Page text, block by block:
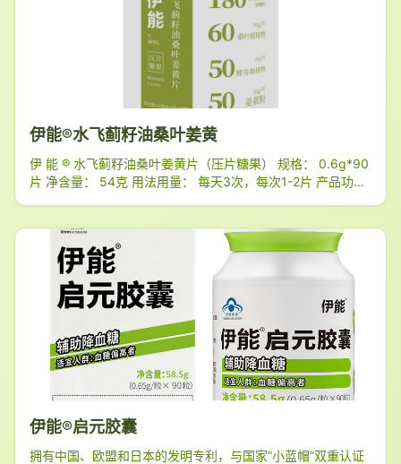
伊能®水飞蓟籽油桑叶姜黄
伊 能 ® 水飞蓟籽油桑叶姜黄片（压片糖果） 规格： 0.6g*90
片 净含量： 54克 用法用量： 每天3次，每次1-2片 产品功
岁以下儿童及对本品过敏者 配料表： 山梨糖醇、水飞蓟籽油
微囊粉（水飞蓟籽油、葡萄糖浆、酪蛋白酸钠、抗坏血酸钠、
磷脂、单，双甘油脂肪酸脂
伊能®启元胶囊
拥有中国、欧盟和日本的发明专利，与国家“小蓝帽”双重认证